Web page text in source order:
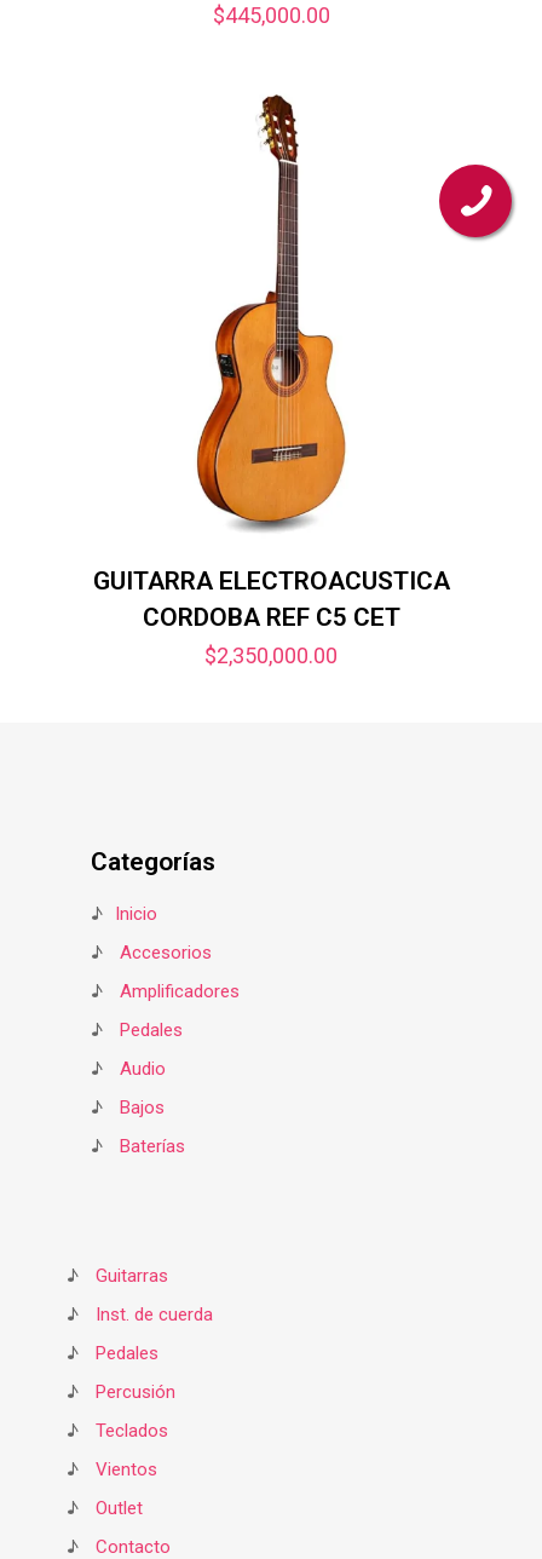
$445,000.00
GUITARRA ELECTROACUSTICA
CORDOBA REF C5 CET
$2,350,000.00
Categorías
♪
Inicio
♪
Accesorios
♪
Amplificadores
♪
Pedales
♪
Audio
♪
Bajos
♪
Baterías
♪
Guitarras
♪
Inst. de cuerda
♪
Pedales
♪
Percusión
♪
Teclados
♪
Vientos
♪
Outlet
♪
Contacto